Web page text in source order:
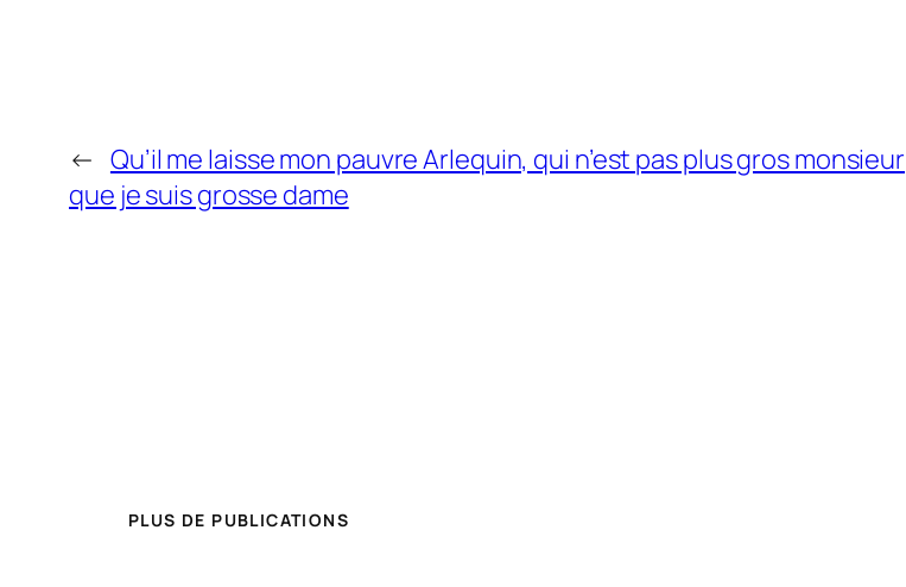
← Qu’il me laisse mon pauvre Arlequin, qui n’est pas plus gros monsieur
que je suis grosse dame
PLUS DE PUBLICATIONS